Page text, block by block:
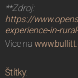
**Zdroj:
https://
experience-in-
Více na
Štítky: